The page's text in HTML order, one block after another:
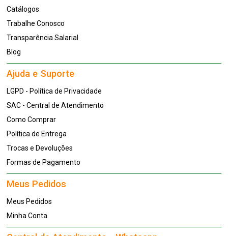
Catálogos
Trabalhe Conosco
Transparência Salarial
Blog
Ajuda e Suporte
LGPD - Política de Privacidade
SAC - Central de Atendimento
Como Comprar
Política de Entrega
Trocas e Devoluções
Formas de Pagamento
Meus Pedidos
Meus Pedidos
Minha Conta